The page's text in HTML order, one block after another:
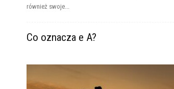
również swoje...
Co oznacza e A?